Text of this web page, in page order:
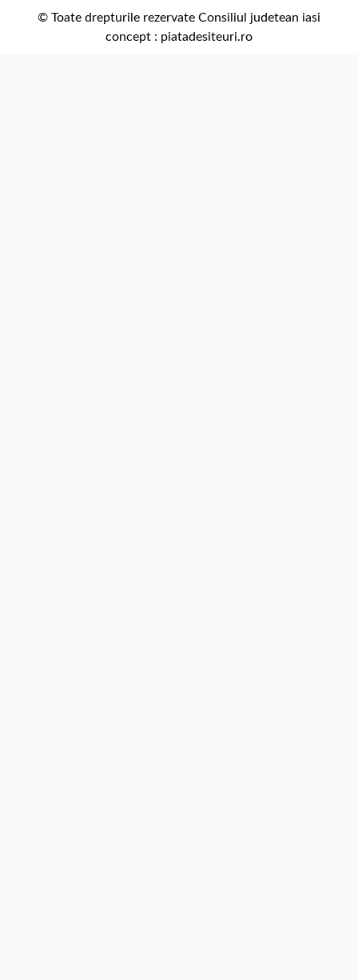
comunicare@icc.ro
© Toate drepturile rezervate Consiliul judetean iasi
concept : piatadesiteuri.ro